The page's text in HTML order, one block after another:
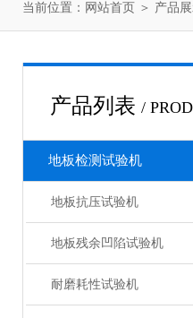
当前位置： 网站首页 ＞ 产品
产品列表 /
地板检测试验机
地板抗压试验机
地板残余凹陷试验机
耐磨耗性试验机